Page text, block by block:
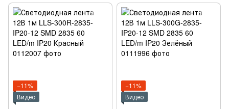
−11%
Видео
−11%
Видео